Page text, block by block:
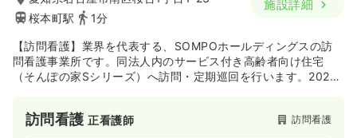
桜本町駅
1分
施設詳細
【訪問看護】業界を代表する、SOMPOホールディングスの訪
問看護事業所です。同法人内のサービス付き高齢者向け住宅
（そんぽの家Sシリーズ）へ訪問・定期巡回を行います。2024
訪問看護正看護師 訪問看護